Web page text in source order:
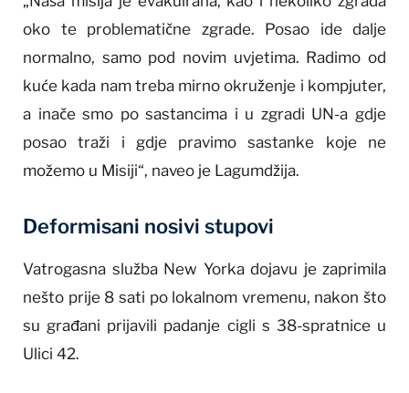
oko te problematične zgrade. Posao ide dalje
normalno, samo pod novim uvjetima. Radimo od
kuće kada nam treba mirno okruženje i kompjuter,
a inače smo po sastancima i u zgradi UN-a gdje
posao traži i gdje pravimo sastanke koje ne
možemo u Misiji“, naveo je Lagumdžija.
Deformisani nosivi stupovi
Vatrogasna služba New Yorka dojavu je zaprimila
nešto prije 8 sati po lokalnom vremenu, nakon što
su građani prijavili padanje cigli s 38-spratnice u
Ulici 42.